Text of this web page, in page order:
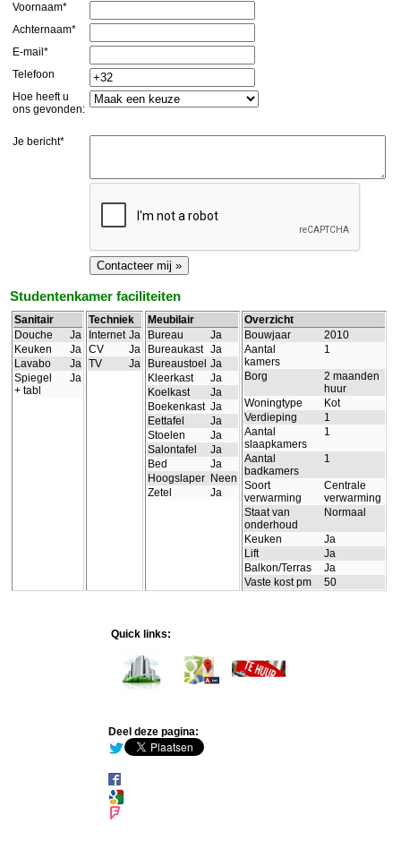
Voornaam*
Achternaam*
E-mail*
Telefoon
Hoe heeft u
ons gevonden:
Je bericht*
Studentenkamer faciliteiten
Sanitair
Douche
Ja
Keuken
Ja
Lavabo
Ja
Spiegel
+ tabl
Ja
Techniek
Internet Ja
CV
Ja
TV
Ja
Meubilair
Bureau
Ja
Bureaukast Ja
Bureaustoel Ja
Kleerkast
Ja
Koelkast
Ja
Boekenkast Ja
Eettafel
Ja
Stoelen
Ja
Salontafel
Ja
Bed
Ja
Hoogslaper Neen
Zetel
Ja
Overzicht
Bouwjaar
2010
Aantal
kamers
1
Borg
2 maanden
huur
Woningtype
Kot
Verdieping
1
Aantal
slaapkamers
1
Aantal
badkamers
1
Soort
verwarming
Centrale
verwarming
Staat van
onderhoud
Normaal
Keuken
Ja
Lift
Ja
Balkon/Terras
Ja
Vaste kost pm
50
Quick links:
Deel deze pagina: